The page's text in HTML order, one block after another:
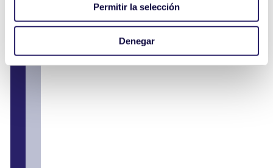
Permitir la selección
Denegar